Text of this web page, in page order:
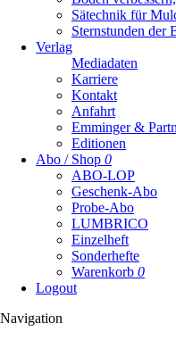
Sätechnik für
Sternstunden der
Verlag
Mediadaten
Karriere
Kontakt
Anfahrt
Emminger &
Editionen
Abo / Shop 0
ABO-LOP
Geschenk-Abo
Probe-Abo
LUMBRICO
Einzelheft
Sonderhefte
Warenkorb 0
Logout
Navigation